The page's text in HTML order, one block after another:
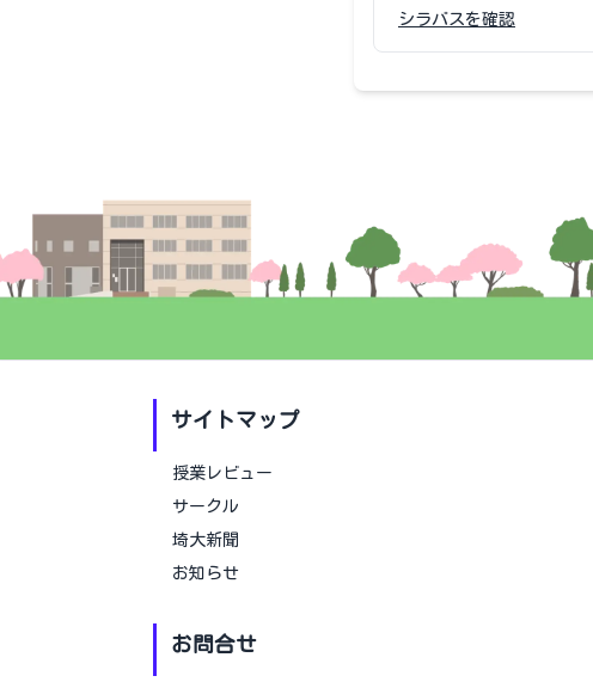
シラバスを確認
サイトマップ
授業レビュー
サークル
埼大新聞
お知らせ
お問合せ